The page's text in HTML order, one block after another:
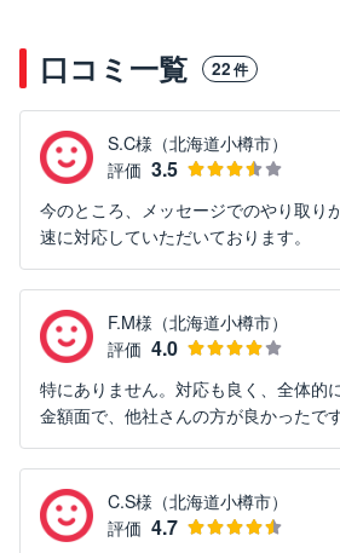
口コミ一覧 22件
S.C様（北海道小樽市）
評価 3.5
今のところ、メッセージでのやり取り
速に対応していただいております。
F.M様（北海道小樽市）
評価 4.0
特にありません。対応も良く、全体的
金額面で、他社さんの方が良かったです
C.S様（北海道小樽市）
評価 4.7